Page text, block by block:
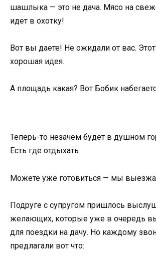
шашлыка — это не дача. Мясо на
идет в охотку!
Вот вы даете! Не ожидали от вас.
хорошая идея.
А площадь какая? Вот Бобик
Теперь-то незачем будет в душном
Есть где отдыхать.
Можете уже готовиться — мы
Подруге с супругом пришлось
желающих, которые уже в очередь
для поездки на дачу. Но каждому
предлагали вот что: